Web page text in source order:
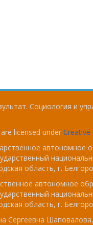
Социология и
licensed under
автономное
область, г.
автономное
область, г.
Сергеевна